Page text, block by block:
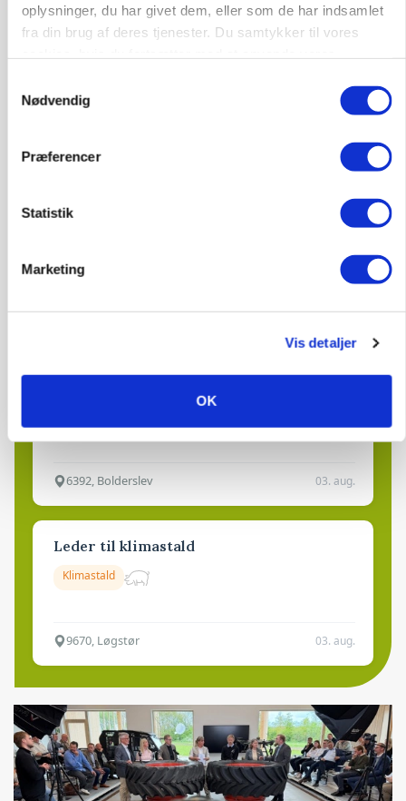
oplysninger, du har givet dem, eller som de har indsamlet
fra din brug af deres tjenester. Du samtykker til vores
Nødvendig
Præferencer
Statistik
Marketing
Vis detaljer
OK
4700, Næstved 03. aug.
6392, Bolderslev 03. aug.
Leder til klimastald
Klimastald
9670, Løgstør 03. aug.